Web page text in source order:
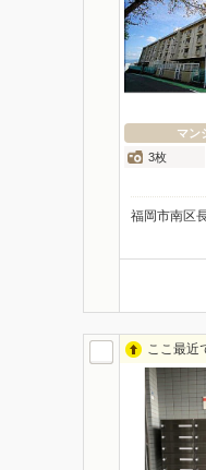
マン
3枚
福岡市南区
ここ最近